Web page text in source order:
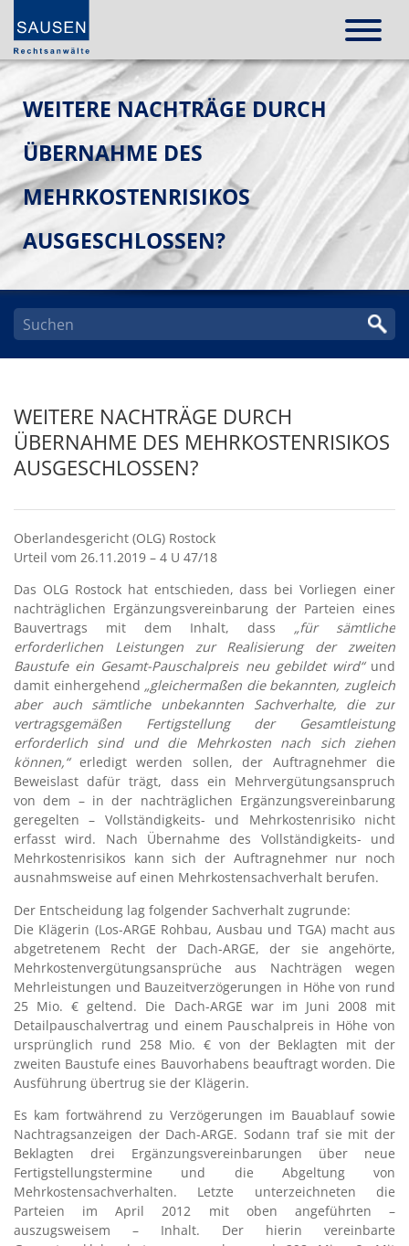
WEITERE NACHTRÄGE DURCH
ÜBERNAHME DES
MEHRKOSTENRISIKOS
AUSGESCHLOSSEN?
WEITERE NACHTRÄGE DURCH
ÜBERNAHME DES MEHRKOSTENRISIKOS
AUSGESCHLOSSEN?
Oberlandesgericht (OLG) Rostock
Urteil vom 26.11.2019 – 4 U 47/18
Das OLG Rostock hat entschieden, dass bei Vorliegen einer
nachträglichen Ergänzungsvereinbarung der Parteien eines
Bauvertrags mit dem Inhalt, dass „für sämtliche
erforderlichen Leistungen zur Realisierung der zweiten
Baustufe ein Gesamt-Pauschalpreis neu gebildet wird“ und
damit einhergehend „gleichermaßen die bekannten, zugleich
aber auch sämtliche unbekannten Sachverhalte, die zur
vertragsgemäßen Fertigstellung der Gesamtleistung
erforderlich sind und die Mehrkosten nach sich ziehen
können,“erledigt werden sollen, der Auftragnehmer die
Beweislast dafür trägt, dass ein Mehrvergütungsanspruch
von dem – in der nachträglichen Ergänzungsvereinbarung
geregelten – Vollständigkeits- und Mehrkostenrisiko nicht
erfasst wird. Nach Übernahme des Vollständigkeits- und
Mehrkostenrisikos kann sich der Auftragnehmer nur noch
ausnahmsweise auf einen Mehrkostensachverhalt berufen.
Der Entscheidung lag folgender Sachverhalt zugrunde:
Die Klägerin (Los-ARGE Rohbau, Ausbau und TGA) macht aus
abgetretenem Recht der Dach-ARGE, der sie angehörte,
Mehrkostenvergütungsansprüche aus Nachträgen wegen
Mehrleistungen und Bauzeitverzögerungen in Höhe von rund
25 Mio. € geltend. Die Dach-ARGE war im Juni 2008 mit
Detailpauschalvertrag und einem Pauschalpreis in Höhe von
ursprünglich rund 258 Mio. € von der Beklagten mit der
zweiten Baustufe eines Bauvorhabens beauftragt worden. Die
Ausführung übertrug sie der Klägerin.
Es kam fortwährend zu Verzögerungen im Bauablauf sowie
Nachtragsanzeigen der Dach-ARGE. Sodann traf sie mit der
Beklagten drei Ergänzungsvereinbarungen über neue
Fertigstellungstermine und die Abgeltung von
Mehrkostensachverhalten. Letzte unterzeichneten die
Parteien im April 2012 mit oben angeführten –
auszugsweisem – Inhalt. Der hierin vereinbarte